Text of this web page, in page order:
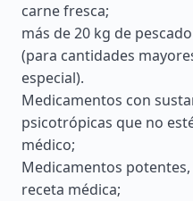
carne fresca;
más de 20 kg de
(para cantidades
especial).
Medicamentos con
psicotrópicas que no
médico;
Medicamentos
receta médica;